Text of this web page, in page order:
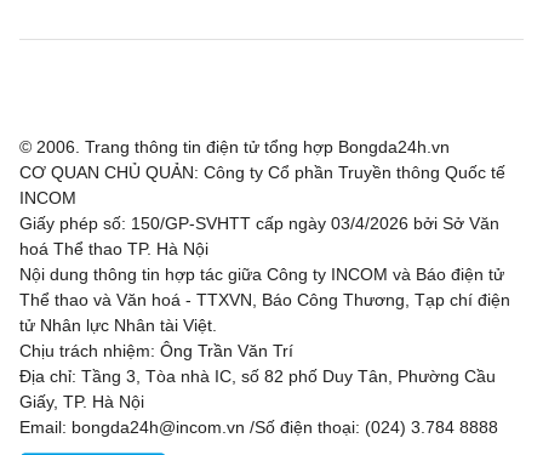
© 2006. Trang thông tin điện tử tổng hợp Bongda24h.vn
CƠ QUAN CHỦ QUẢN: Công ty Cổ phần Truyền thông Quốc tế
INCOM
Giấy phép số: 150/GP-SVHTT cấp ngày 03/4/2026 bởi Sở Văn
hoá Thể thao TP. Hà Nội
Nội dung thông tin hợp tác giữa Công ty INCOM và Báo điện tử
Thể thao và Văn hoá - TTXVN, Báo Công Thương, Tạp chí điện
tử Nhân lực Nhân tài Việt.
Chịu trách nhiệm: Ông Trần Văn Trí
Địa chỉ: Tầng 3, Tòa nhà IC, số 82 phố Duy Tân, Phường Cầu
Giấy, TP. Hà Nội
Email: bongda24h@incom.vn /Số điện thoại: (024) 3.784 8888